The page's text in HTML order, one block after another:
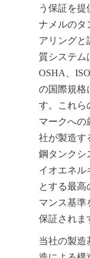
う保証を
ナメルのタ
アリングと
質システム
OSHA、
の国際規格
す。これら
マークへの
社が製造す
鋼タンクシ
イオエネル
とする最高
マンス基準
保証されま
当社の製造